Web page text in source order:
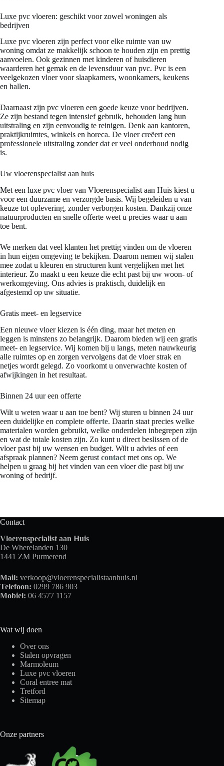
Luxe pvc vloeren: geschikt voor zowel woningen als
bedrijven
Luxe pvc vloeren zijn perfect voor elke ruimte van uw
woning omdat ze makkelijk schoon te houden zijn en prettig
aanvoelen. Ook gezinnen met kinderen of huisdieren
waarderen het gemak en de levensduur van pvc. Pvc is een
veelgekozen vloer voor slaapkamers, woonkamers, keukens
en hallen.
Daarnaast zijn pvc vloeren een goede keuze voor bedrijven.
Ze zijn bestand tegen intensief gebruik, behouden lang hun
uitstraling en zijn eenvoudig te reinigen. Denk aan kantoren,
praktijkruimtes, winkels en horeca. De vloer creëert een
professionele uitstraling zonder dat er veel onderhoud nodig
is.
Uw vloerenspecialist aan huis
Met een luxe pvc vloer van Vloerenspecialist aan Huis kiest u
voor een duurzame en verzorgde basis. Wij begeleiden u van
keuze tot oplevering, zonder verborgen kosten. Dankzij onze
natuurproducten en snelle offerte weet u precies waar u aan
toe bent.
We merken dat veel klanten het prettig vinden om de vloeren
in hun eigen omgeving te bekijken. Daarom nemen wij stalen
mee zodat u kleuren en structuren kunt vergelijken met het
interieur. Zo maakt u een keuze die echt past bij uw woon- of
werkomgeving. Ons advies is praktisch, duidelijk en
afgestemd op uw situatie.
Gratis meet- en legservice
Een nieuwe vloer kiezen is één ding, maar het meten en
leggen is minstens zo belangrijk. Daarom bieden wij een gratis
meet- en legservice. Wij komen bij u langs, meten nauwkeurig
alle ruimtes op en zorgen vervolgens dat de vloer strak en
netjes wordt gelegd. Zo voorkomt u onverwachte kosten of
afwijkingen in het resultaat.
Binnen 24 uur een offerte
Wilt u weten waar u aan toe bent? Wij sturen u binnen 24 uur
een duidelijke en complete offerte. Daarin staat precies welke
materialen worden gebruikt, welke onderdelen inbegrepen zijn
en wat de totale kosten zijn. Zo kunt u direct beslissen of de
vloer past bij uw wensen en budget. Wilt u advies of een
afspraak plannen? Neem gerust contact met ons op. We
helpen u graag bij het vinden van een vloer die past bij uw
woning of bedrijf.
Contact
Vloerenspecialist aan Huis
De Wherelanden 130
1441 ZM Purmerend
Mail: verkoop@vloerenspecialistaanhuis.nl
Telefoon: 0299 786 903
Mobiel: 06 4577 1157
Wat wij doen
Over ons
Stalen opvragen
Marmoleum
Luxe pvc vloeren
Coral entree mat
Tretford
Sitemap
Onze partners